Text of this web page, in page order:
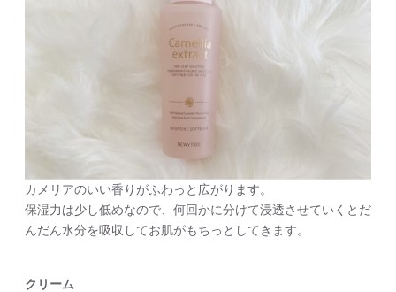
カメリアのいい香りがふわっと広がります。
保湿力は少し低めなので、何回かに分けて浸透させていくとだ
んだん水分を吸収してお肌がもちっとしてきます。
クリーム